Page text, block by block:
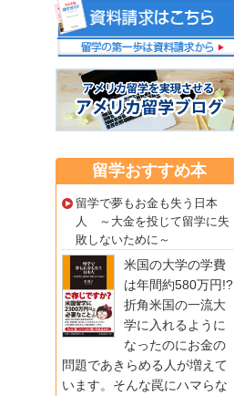
留学おすすめ本
留学で夢もお金も失う日本
人 ～大金を投じて留学に失
敗しないために～
米国の大学の学費
は年間約580万円!?
折角米国の一流大
学に入れるように
なったのにお金の
問題であきらめる人が増えて
います。そんな罠にハマらな